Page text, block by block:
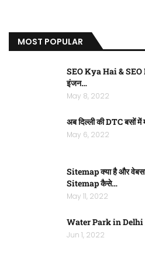
MOST POPULAR
SEO Kya Hai & SEO
इंजन…
May 8, 2022
अब दिल्ली की DTC बसों
May 6, 2022
Sitemap क्या है और
Sitemap कैसे…
May 11, 2022
Water Park in Delhi
Jun 1, 2022